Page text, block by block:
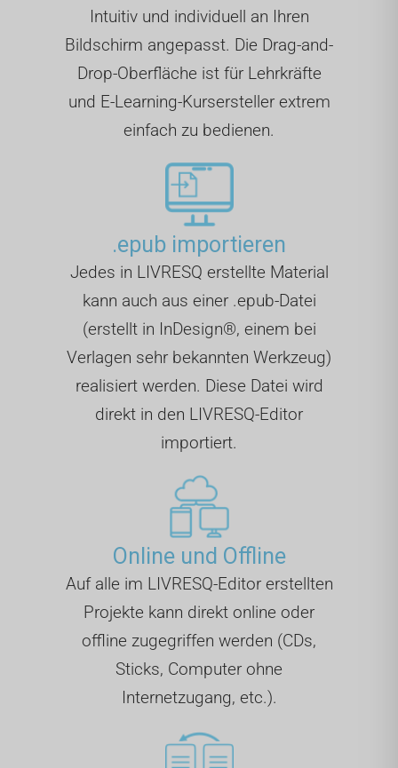
Intuitiv und individuell an Ihren
Bildschirm angepasst. Die Drag-and-
Drop-Oberfläche ist für Lehrkräfte
und E-Learning-Kursersteller extrem
einfach zu bedienen.
.epub importieren
Jedes in LIVRESQ erstellte Material
kann auch aus einer .epub-Datei
(erstellt in InDesign®, einem bei
Verlagen sehr bekannten Werkzeug)
realisiert werden. Diese Datei wird
direkt in den LIVRESQ-Editor
importiert.
Online und Offline
Auf alle im LIVRESQ-Editor erstellten
Projekte kann direkt online oder
offline zugegriffen werden (CDs,
Sticks, Computer ohne
Internetzugang, etc.).